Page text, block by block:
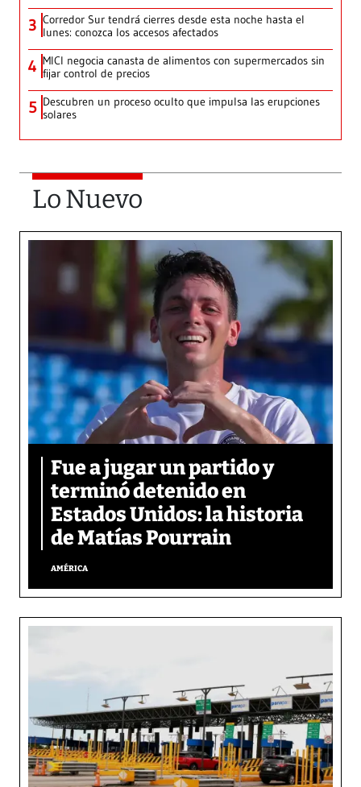
3 Corredor Sur tendrá cierres desde esta noche hasta el
lunes: conozca los accesos afectados
4 MICI negocia canasta de alimentos con supermercados sin
fijar control de precios
5 Descubren un proceso oculto que impulsa las erupciones
solares
Lo Nuevo
Fue a jugar un partido y
terminó detenido en
Estados Unidos: la historia
de Matías Pourrain
AMÉRICA